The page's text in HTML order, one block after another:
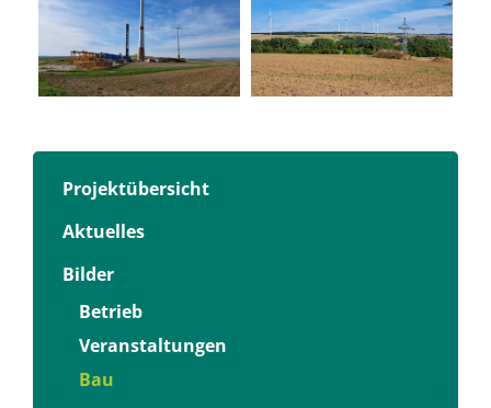
Projektübersicht
Aktuelles
Bilder
Betrieb
Veranstaltungen
Bau